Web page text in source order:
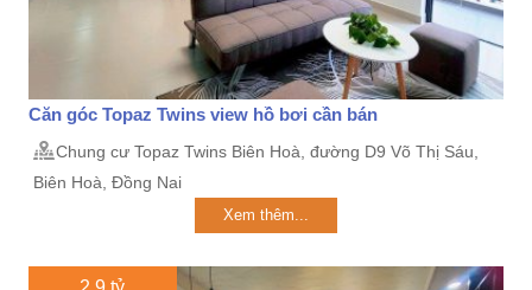
Căn góc Topaz Twins view hồ bơi cần bán
Chung cư Topaz Twins Biên Hoà, đường D9 Võ Thị Sáu,
Biên Hoà, Đồng Nai
Xem thêm...